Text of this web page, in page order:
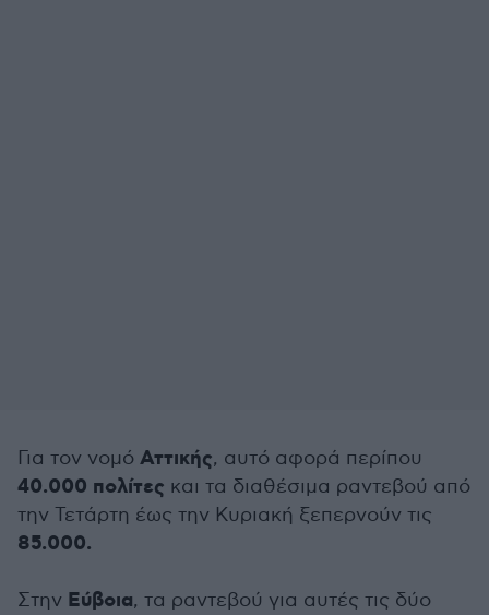
Για τον νομό Αττικής, αυτό αφορά περίπου
40.000 πολίτες και τα διαθέσιμα ραντεβού από
την Τετάρτη έως την Κυριακή ξεπερνούν τις
85.000.
Στην Εύβοια, τα ραντεβού για αυτές τις δύο